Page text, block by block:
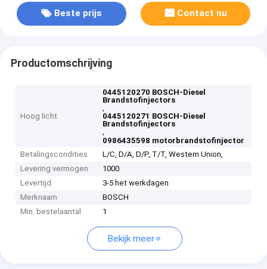
Beste prijs Contact nu
Productomschrijving
Hoog licht
0445120270 BOSCH-Diesel
Brandstofinjectors
,
0445120271 BOSCH-Diesel
Brandstofinjectors
,
0986435598 motorbrandstofinjector
Betalingscondities
L/C, D/A, D/P, T/T, Western Union,
Levering vermogen
1000
Levertijd
3-5 het werkdagen
Merknaam
BOSCH
Min. bestelaantal
1
Bekijk meer